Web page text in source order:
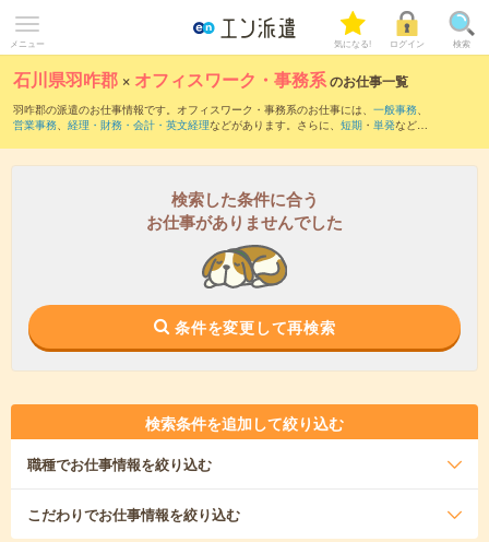
メニュー 気になる! ログイン 検索
石川県羽咋郡 × オフィスワーク・事務系のお仕事一覧
羽咋郡の派遣のお仕事情報です。オフィスワーク・事務系のお仕事には、 一般事務、
営業事務、 経理・財務・会計・英文経理などがあります。さらに、 短期 ・ 単発などの
検索した条件に合う
お仕事がありませんでした
条件を変更して再検索
検索条件を追加して絞り込む
職種でお仕事情報を絞り込む
こだわりでお仕事情報を絞り込む